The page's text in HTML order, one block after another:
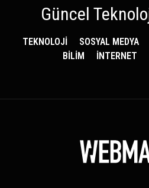
Güncel
TEKNOLOJİ SOSYAL MEDYA
BİLİM
İNTERNET